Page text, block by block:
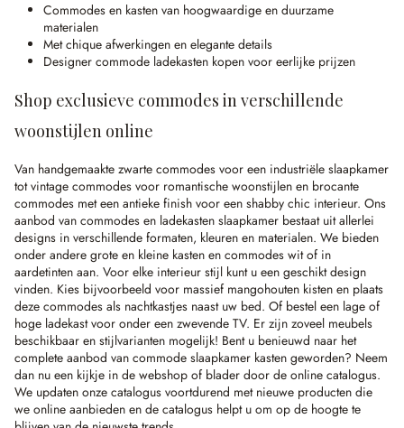
Commodes en kasten van hoogwaardige en duurzame
materialen
Met chique afwerkingen en elegante details
Designer commode ladekasten kopen voor eerlijke prijzen
Shop exclusieve commodes in verschillende
woonstijlen online
Van handgemaakte zwarte commodes voor een industriële slaapkamer
tot vintage commodes voor romantische woonstijlen en brocante
commodes met een antieke finish voor een shabby chic interieur. Ons
aanbod van commodes en ladekasten slaapkamer bestaat uit allerlei
designs in verschillende formaten, kleuren en materialen. We bieden
onder andere grote en kleine kasten en commodes wit of in
aardetinten aan. Voor elke interieur stijl kunt u een geschikt design
vinden. Kies bijvoorbeeld voor massief mangohouten kisten en plaats
deze commodes als nachtkastjes naast uw bed. Of bestel een lage of
hoge ladekast voor onder een zwevende TV. Er zijn zoveel meubels
beschikbaar en stijlvarianten mogelijk! Bent u benieuwd naar het
complete aanbod van commode slaapkamer kasten geworden? Neem
dan nu een kijkje in de webshop of blader door de online catalogus.
We updaten onze catalogus voortdurend met nieuwe producten die
we online aanbieden en de catalogus helpt u om op de hoogte te